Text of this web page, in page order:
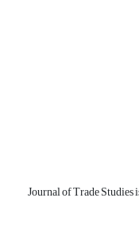
Journal of Trade Studies